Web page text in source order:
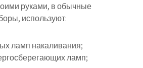
руками, в обычные
используют:
ламп накаливания;
ламп;